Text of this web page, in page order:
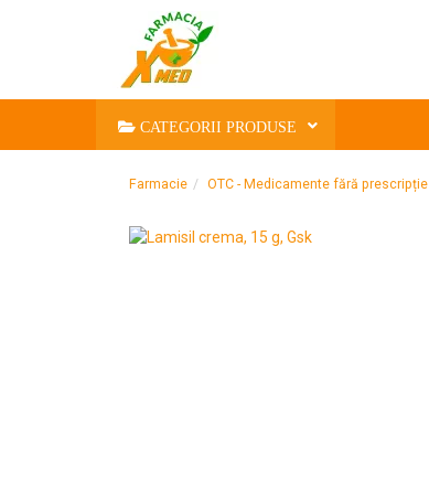
CATEGORII PRODUSE
Farmacie OTC - Medicamente fără prescripție